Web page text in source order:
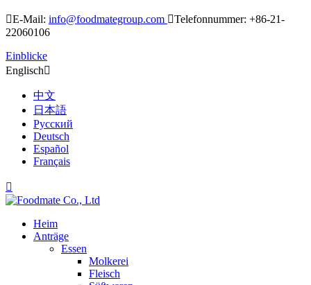
E-Mail: info@foodmategroup.com Telefonnummer: +86-21-
22060106
Einblicke
Englisch
中文
日本語
Русский
Deutsch
Español
Français

Heim
Anträge
Essen
Molkerei
Fleisch